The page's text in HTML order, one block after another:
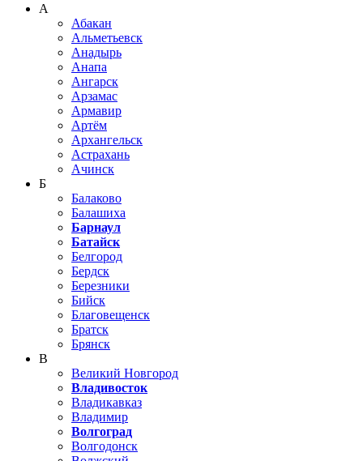
А
Абакан
Альметьевск
Анадырь
Анапа
Ангарск
Арзамас
Армавир
Артём
Архангельск
Астрахань
Ачинск
Б
Балаково
Балашиха
Барнаул
Батайск
Белгород
Бердск
Березники
Бийск
Благовещенск
Братск
Брянск
В
Великий Новгород
Владивосток
Владикавказ
Владимир
Волгоград
Волгодонск